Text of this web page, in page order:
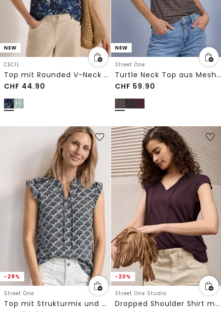
NEW
CECIL
Top mit Rounded V-Neck und Print
CHF 44.90
NEW
Street One
Turtle Neck Top aus Mesh mit Print
CHF 59.90
-28%
Street One
Top mit Strukturmix und Crochet-Details
-20%
Street One Studio
Dropped Shoulder Shirt mit Split Neck